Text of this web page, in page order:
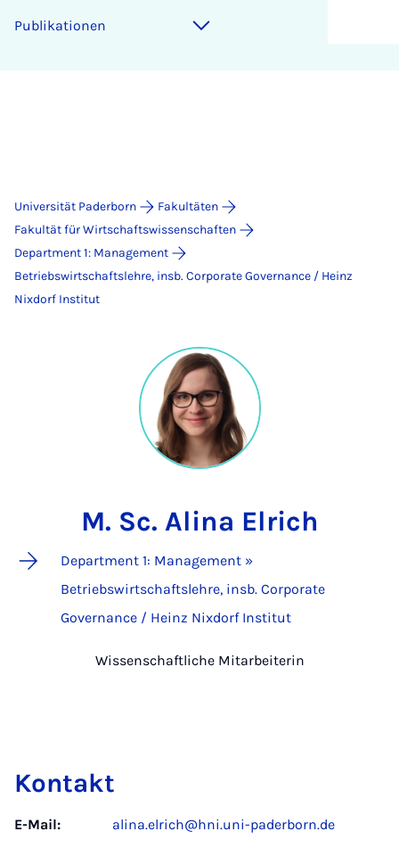
Publikationen
Universität Paderborn
Fakultäten
Fakultät für Wirtschaftswissenschaften
Department 1: Management
Betriebswirtschaftslehre, insb. Corporate Governance / Heinz
Nixdorf Institut
M. Sc. Alina Elrich
Department 1: Management »
Betriebswirtschaftslehre, insb. Corporate
Governance / Heinz Nixdorf Institut
Wissenschaftliche Mitarbeiterin
Kontakt
E-Mail: alina.elrich@hni.uni-paderborn.de